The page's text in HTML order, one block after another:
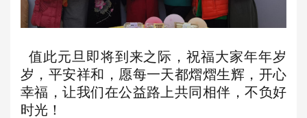
值此元旦即将到来之际，祝福大家年年岁
岁，平安祥和，愿每一天都熠熠生辉，开心
幸福，让我们在公益路上共同相伴，不负好
时光！